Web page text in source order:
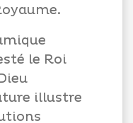
le Roi
illustre